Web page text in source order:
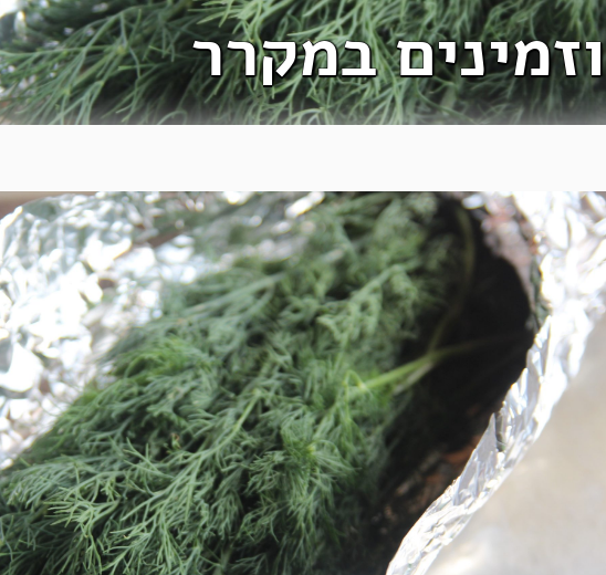
וזמינים במקרר